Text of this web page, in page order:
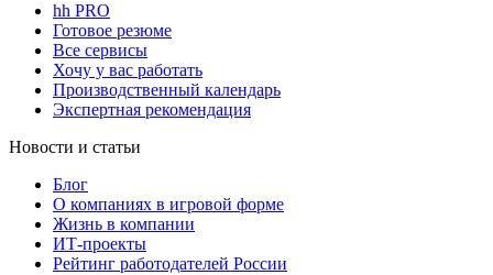
hh PRO
Готовое резюме
Все сервисы
Хочу у вас работать
Производственный календарь
Экспертная рекомендация
Новости и статьи
Блог
О компаниях в игровой форме
Жизнь в компании
ИТ-проекты
Рейтинг работодателей России